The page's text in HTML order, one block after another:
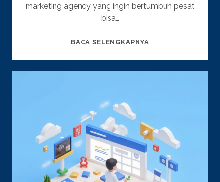
marketing agency yang ingin bertumbuh pesat
bisa…
BACA SELENGKAPNYA